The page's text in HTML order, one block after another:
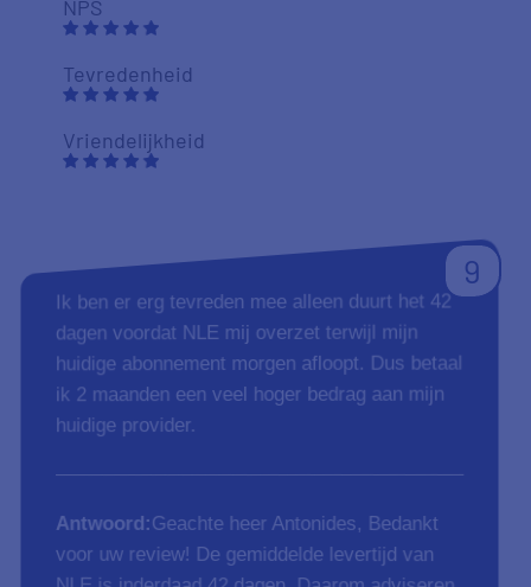
NPS
Tevredenheid
Vriendelijkheid
9
Ik ben er erg tevreden mee alleen duurt het 42
dagen voordat NLE mij overzet terwijl mijn
huidige abonnement morgen afloopt. Dus betaal
ik 2 maanden een veel hoger bedrag aan mijn
huidige provider.
Antwoord:Geachte heer Antonides, Bedankt
voor uw review! De gemiddelde levertijd van